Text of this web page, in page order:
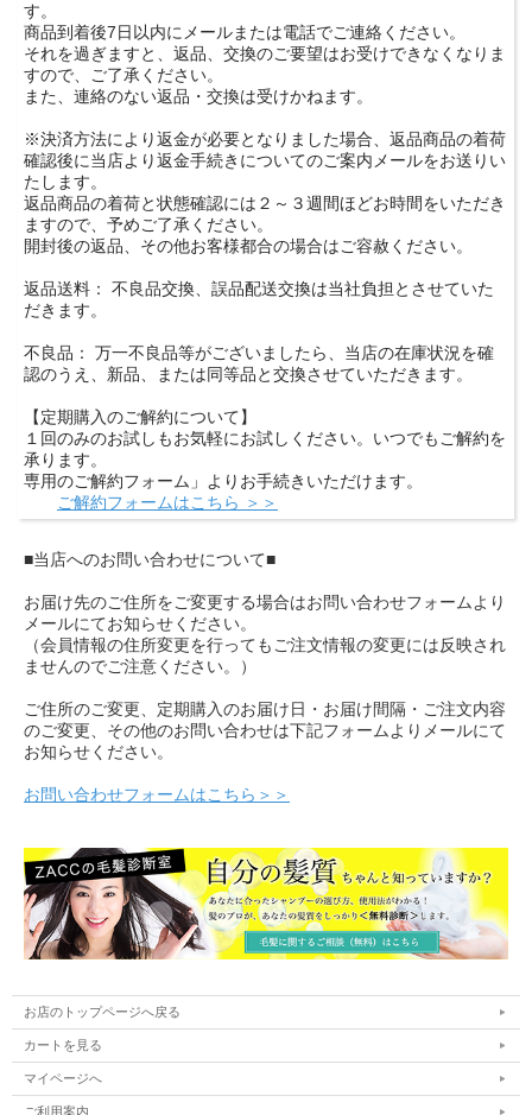
す。
商品到着後7日以内にメールまたは電話でご連絡ください。
それを過ぎますと、返品、交換のご要望はお受けできなくなりま
すので、ご了承ください。
また、連絡のない返品・交換は受けかねます。
※決済方法により返金が必要となりました場合、返品商品の着荷
確認後に当店より返金手続きについてのご案内メールをお送りい
たします。
返品商品の着荷と状態確認には２～３週間ほどお時間をいただき
ますので、予めご了承ください。
開封後の返品、その他お客様都合の場合はご容赦ください。
返品送料： 不良品交換、誤品配送交換は当社負担とさせていた
だきます。
不良品： 万一不良品等がございましたら、当店の在庫状況を確
認のうえ、新品、または同等品と交換させていただきます。
【定期購入のご解約について】
１回のみのお試しもお気軽にお試しください。いつでもご解約を
承ります。
専用のご解約フォーム」よりお手続きいただけます。
ご解約フォームはこちら ＞＞
■当店へのお問い合わせについて■
お届け先のご住所をご変更する場合はお問い合わせフォームより
メールにてお知らせください。
（会員情報の住所変更を行ってもご注文情報の変更には反映され
ませんのでご注意ください。）
ご住所のご変更、定期購入のお届け日・お届け間隔・ご注文内容
のご変更、その他のお問い合わせは下記フォームよりメールにて
お知らせください。
お問い合わせフォームはこちら＞＞
お店のトップページへ戻る
カートを見る
マイページへ
ご利用案内